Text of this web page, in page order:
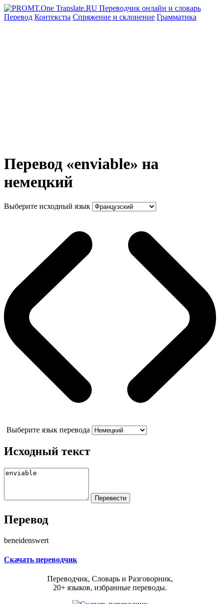
Перевод Контексты Спряжение и склонение Грамматика
Перевод «enviable» на
немецкий
Выберите исходный язык
Выберите язык перевода
Исходный текст
Перевод
beneidenswert
Скачать переводчик
Переводчик, Словарь и Разговорник,
20+ языков, избранные переводы.